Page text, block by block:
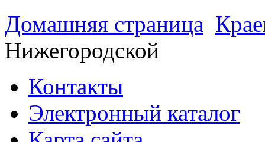
Домашняя страница
Нижегородской
Контакты
Электронный каталог